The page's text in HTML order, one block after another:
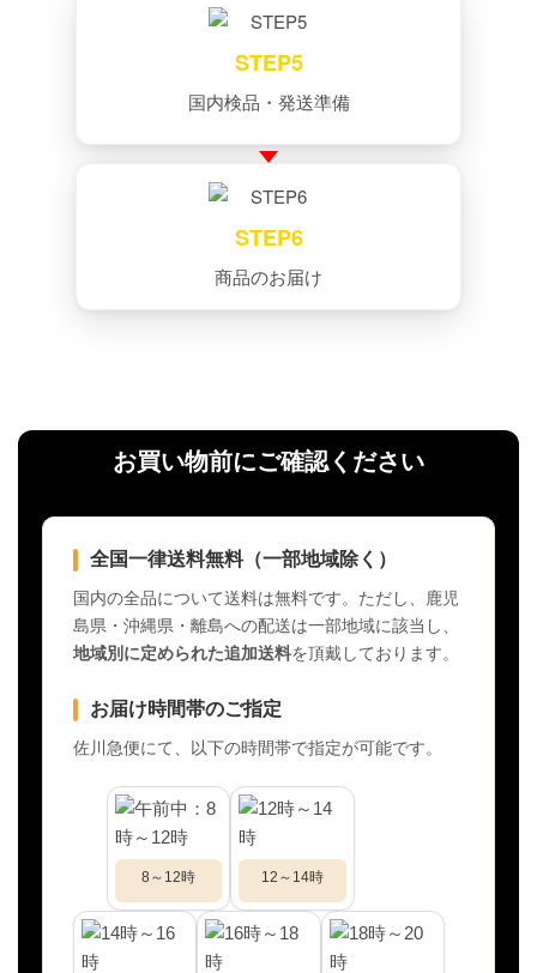
STEP5
国内検品・発送準備
STEP6
商品のお届け
お買い物前にご確認ください
全国一律送料無料（一部地域除く）
国内の全品について送料は無料です。ただし、鹿児
島県・沖縄県・離島への配送は一部地域に該当し、
地域別に定められた追加送料を頂戴しております。
お届け時間帯のご指定
佐川急便にて、以下の時間帯で指定が可能です。
8～12時 12～14時